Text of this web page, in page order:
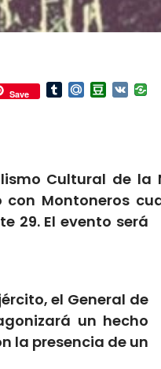
Save TumblrMail.RuDouban
VK
Cultural de
Montoneros
29. El evento será
el General de
un hecho
la presencia de un